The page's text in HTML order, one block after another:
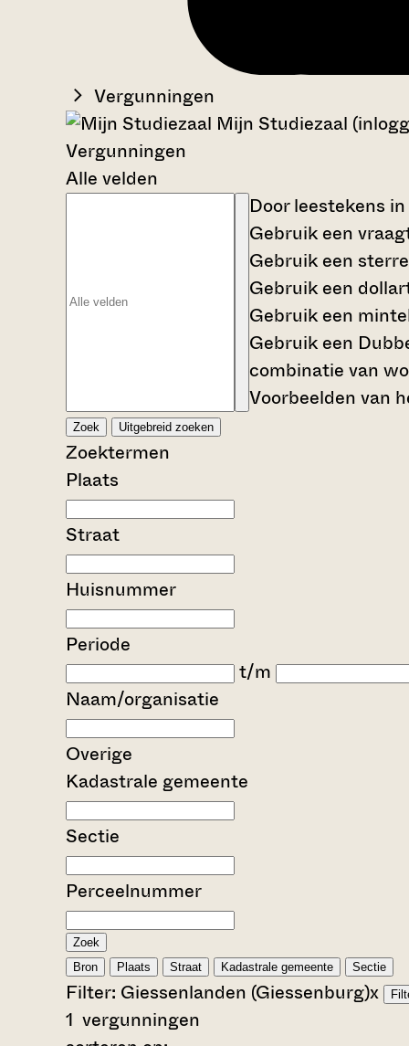
Vergunningen
Mijn Studiezaal
Vergunningen
Alle velden
Door leestekens
Gebruik een
Gebruik een
Gebruik een
Gebruik een
Gebruik een
combinatie van
Voorbeelden van
Zoek Uitgebreid zoeken
Zoektermen
Plaats
Straat
Huisnummer
Periode
t/m
Naam/organisatie
Overige
Kadastrale gemeente
Sectie
Perceelnummer
Zoek
Bron
Plaats Straat Kadastrale gemeente Sectie
Filter: Giessenlanden (Giessenburg)x
1 vergunningen